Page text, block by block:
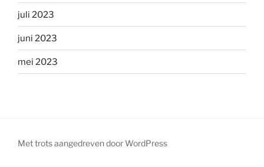
juli 2023
juni 2023
mei 2023
Met trots aangedreven door WordPress